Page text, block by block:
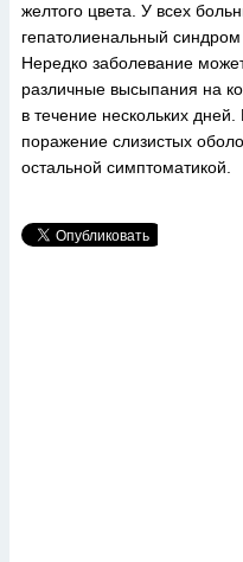
желтого цвета. У всех
гепатолиенальный
Нередко заболевание
различные высыпания на
в течение нескольких
поражение слизистых
остальной симптоматикой.